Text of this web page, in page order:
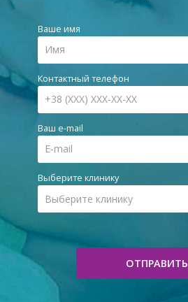
Ваше имя
Контактный телефон
Ваш e-mail
Выберите клинику
Выберите клинику
ОТПРАВИТЬ